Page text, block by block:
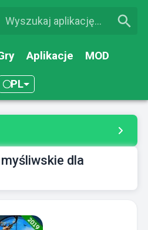
Aplikacje MOD
PL
dla